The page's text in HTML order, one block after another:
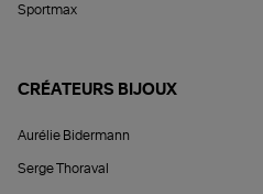
Sportmax
CRÉATEURS BIJOUX
Aurélie Bidermann
Serge Thoraval